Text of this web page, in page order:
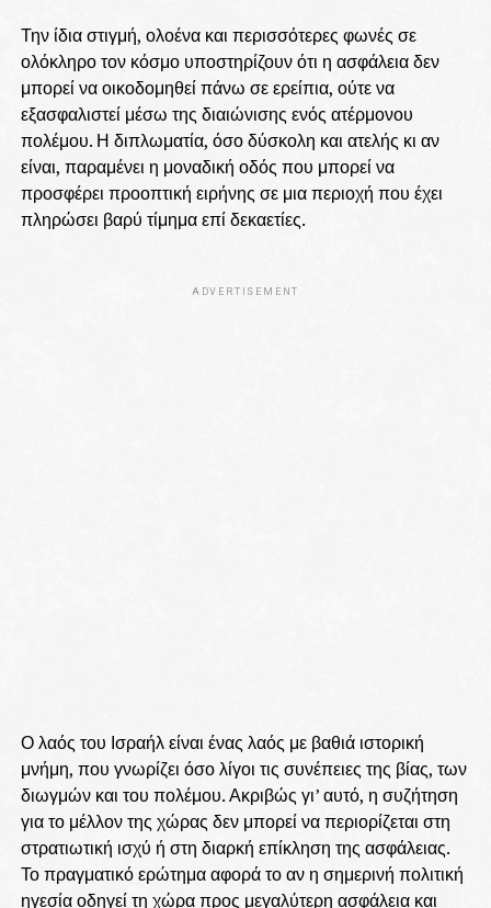
Την ίδια στιγμή, ολοένα και περισσότερες φωνές σε
ολόκληρο τον κόσμο υποστηρίζουν ότι η ασφάλεια δεν
μπορεί να οικοδομηθεί πάνω σε ερείπια, ούτε να
εξασφαλιστεί μέσω της διαιώνισης ενός ατέρμονου
πολέμου. Η διπλωματία, όσο δύσκολη και ατελής κι αν
είναι, παραμένει η μοναδική οδός που μπορεί να
προσφέρει προοπτική ειρήνης σε μια περιοχή που έχει
πληρώσει βαρύ τίμημα επί δεκαετίες.
ADVERTISEMENT
Ο λαός του Ισραήλ είναι ένας λαός με βαθιά ιστορική
μνήμη, που γνωρίζει όσο λίγοι τις συνέπειες της βίας, των
διωγμών και του πολέμου. Ακριβώς γι’ αυτό, η συζήτηση
για το μέλλον της χώρας δεν μπορεί να περιορίζεται στη
στρατιωτική ισχύ ή στη διαρκή επίκληση της ασφάλειας.
Το πραγματικό ερώτημα αφορά το αν η σημερινή πολιτική
ηγεσία οδηγεί τη χώρα προς μεγαλύτερη ασφάλεια και